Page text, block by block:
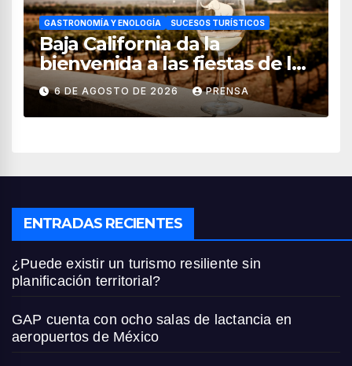
GASTRONOMÍA Y ENOLOGÍA SUCESOS TURÍSTICOS
Baja California da la
bienvenida a las fiestas de la
vendimia 2026
6 DE AGOSTO DE 2026 PRENSA
ENTRADAS RECIENTES
¿Puede existir un turismo resiliente sin
planificación territorial?
GAP cuenta con ocho salas de lactancia en
aeropuertos de México